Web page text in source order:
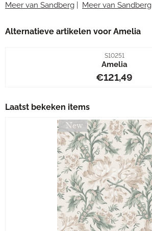
Meer van Sandberg Meer van Sandberg
Alternatieve artikelen voor Amelia
Artikelnummer
S10251
Amelia
Prijs: 121,49
€121,49
Laatst bekeken items